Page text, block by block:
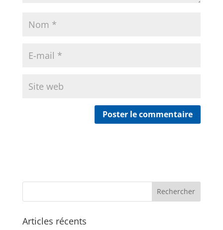
Articles récents